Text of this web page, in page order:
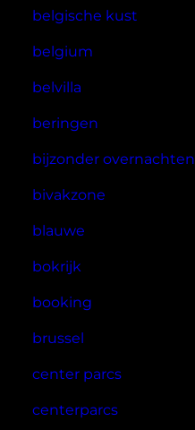
belgische kust
belgium
belvilla
beringen
bijzonder overnachten
bivakzone
blauwe
bokrijk
booking
brussel
center parcs
centerparcs